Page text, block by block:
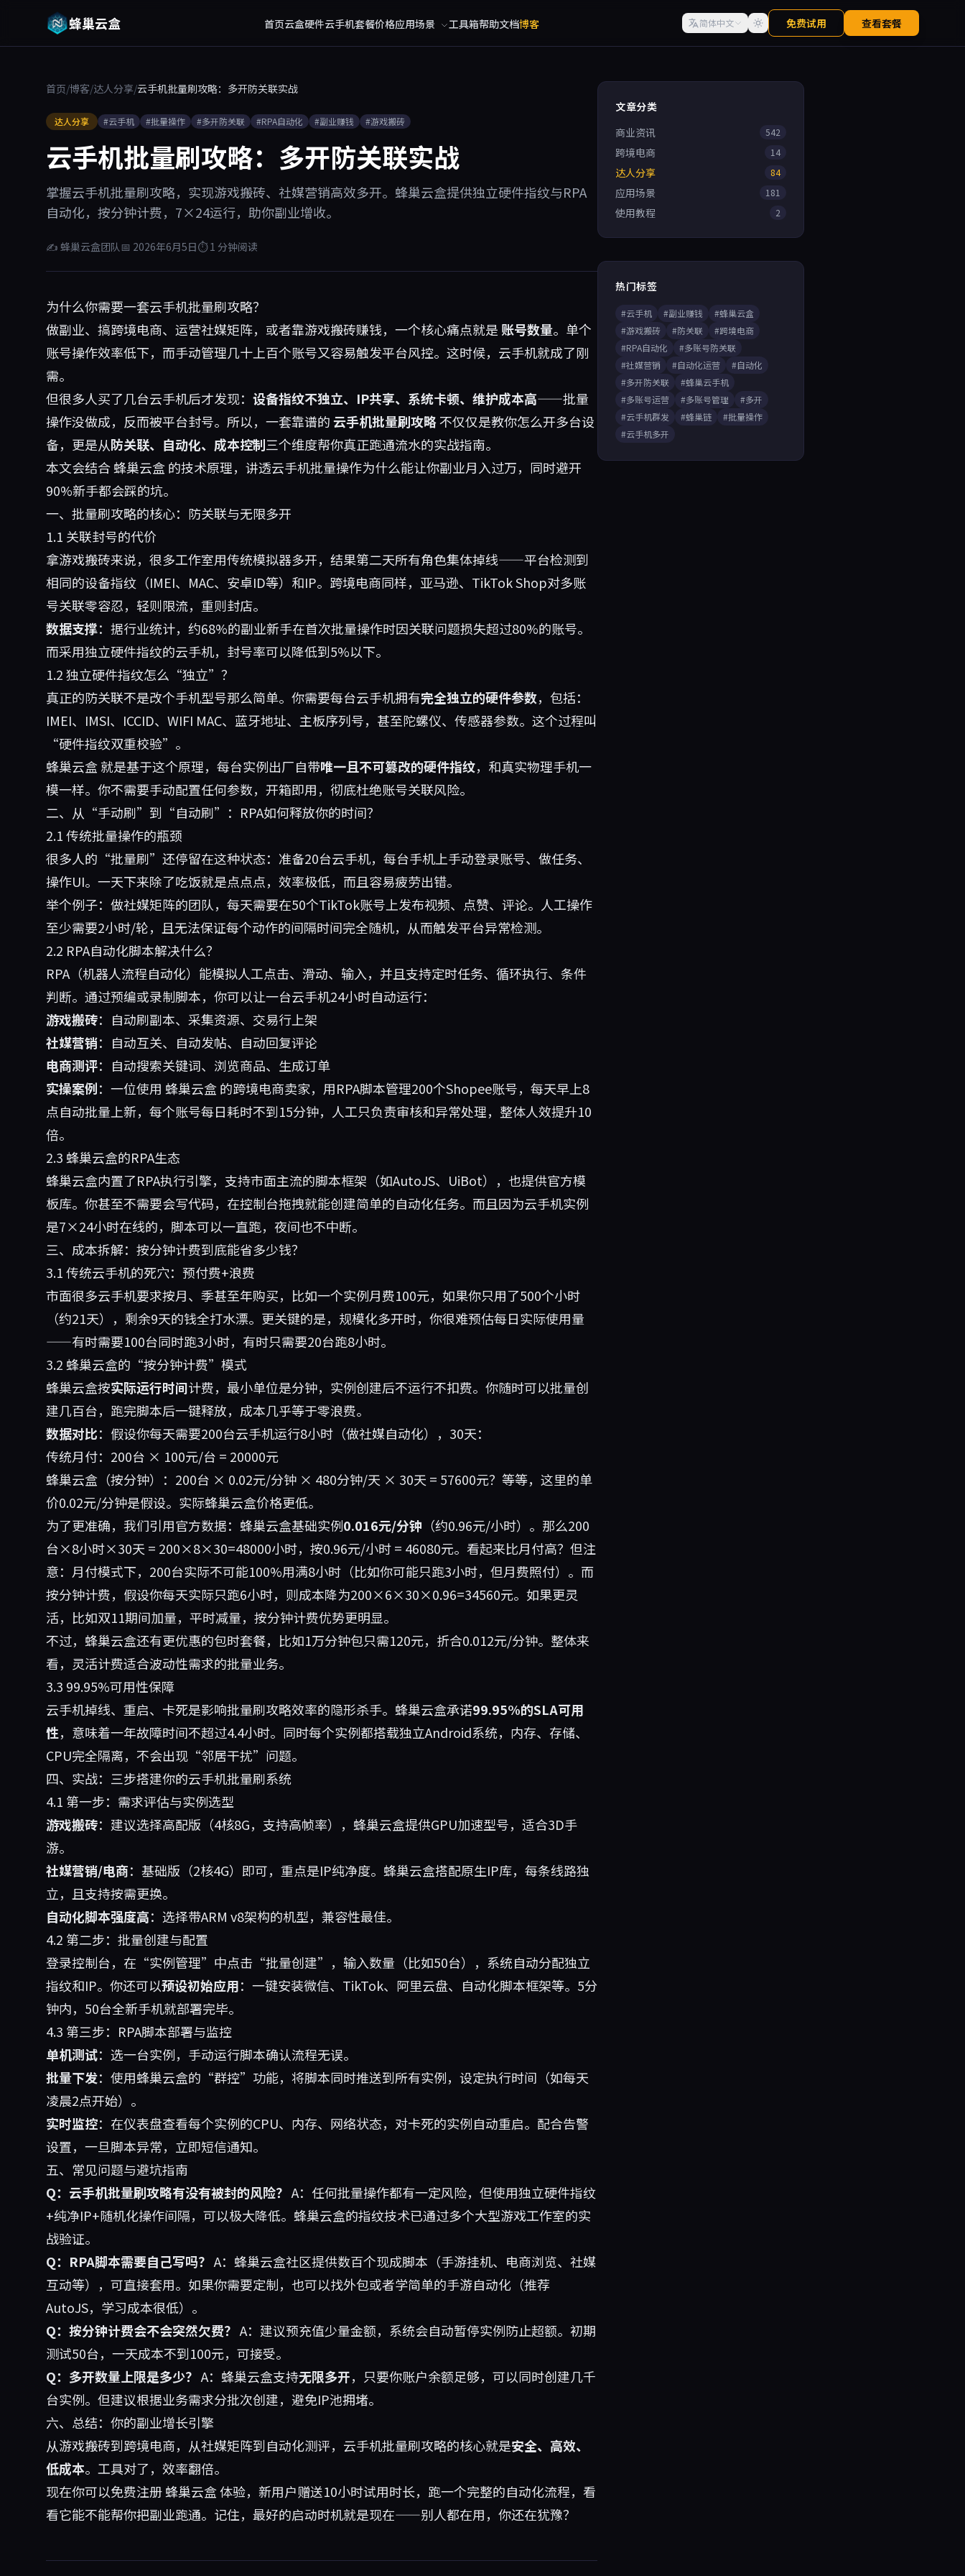
蜂巢云盒 首页云盒硬件云手机套餐价格应用场景 工具箱帮助文档博客 简体中文 免费试用 查看套餐
首页/博客/达人分享/云手机批量刷攻略：多开防关联实战
达人分享 #云手机 #批量操作 #多开防关联 #RPA自动化 #副业赚钱 #游戏搬砖
云手机批量刷攻略：多开防关联实战
掌握云手机批量刷攻略，实现游戏搬砖、社媒营销高效多开。蜂巢云盒提供独立硬件指纹与RPA
自动化，按分钟计费，7×24运行，助你副业增收。
✍ 蜂巢云盒团队📅 2026年6月5日⏱ 1 分钟阅读
为什么你需要一套云手机批量刷攻略？
做副业、搞跨境电商、运营社媒矩阵，或者靠游戏搬砖赚钱，一个核心痛点就是 账号数量。单个
账号操作效率低下，而手动管理几十上百个账号又容易触发平台风控。这时候，云手机就成了刚
需。
但很多人买了几台云手机后才发现： 设备指纹不独立、IP共享、系统卡顿、维护成本高——批量
操作没做成，反而被平台封号。所以，一套靠谱的云手机批量刷攻略不仅仅是教你怎么开多台设
备，更是从防关联、自动化、成本控制三个维度帮你真正跑通流水的实战指南。
本文会结合蜂巢云盒的技术原理，讲透云手机批量操作为什么能让你副业月入过万，同时避开
90%新手都会踩的坑。
一、批量刷攻略的核心：防关联与无限多开
1.1 关联封号的代价
拿游戏搬砖来说，很多工作室用传统模拟器多开，结果第二天所有角色集体掉线——平台检测到
相同的设备指纹（IMEI、MAC、安卓ID等）和IP。跨境电商同样，亚马逊、TikTok Shop对多账
号关联零容忍，轻则限流，重则封店。
数据支撑：据行业统计，约68%的副业新手在首次批量操作时因关联问题损失超过80%的账号。
而采用独立硬件指纹的云手机，封号率可以降低到5%以下。
1.2 独立硬件指纹怎么“独立”？
真正的防关联不是改个手机型号那么简单。你需要每台云手机拥有完全独立的硬件参数，包括：
IMEI、IMSI、ICCID、WIFI MAC、蓝牙地址、主板序列号，甚至陀螺仪、传感器参数。这个过程叫
“硬件指纹双重校验”。
蜂巢云盒就是基于这个原理，每台实例出厂自带唯一且不可篡改的硬件指纹，和真实物理手机一
模一样。你不需要手动配置任何参数，开箱即用，彻底杜绝账号关联风险。
二、从“手动刷”到“自动刷”：RPA如何释放你的时间？
2.1 传统批量操作的瓶颈
很多人的“批量刷”还停留在这种状态：准备20台云手机，每台手机上手动登录账号、做任务、
操作UI。一天下来除了吃饭就是点点点，效率极低，而且容易疲劳出错。
举个例子：做社媒矩阵的团队，每天需要在50个TikTok账号上发布视频、点赞、评论。人工操作
至少需要2小时/轮，且无法保证每个动作的间隔时间完全随机，从而触发平台异常检测。
2.2 RPA自动化脚本解决什么？
RPA（机器人流程自动化）能模拟人工点击、滑动、输入，并且支持定时任务、循环执行、条件
判断。通过预编或录制脚本，你可以让一台云手机24小时自动运行：
游戏搬砖：自动刷副本、采集资源、交易行上架
社媒营销：自动互关、自动发帖、自动回复评论
电商测评：自动搜索关键词、浏览商品、生成订单
实操案例：一位使用 蜂巢云盒的跨境电商卖家，用RPA脚本管理200个Shopee账号，每天早上8
点自动批量上新，每个账号每日耗时不到15分钟，人工只负责审核和异常处理，整体人效提升10
倍。
2.3 蜂巢云盒的RPA生态
蜂巢云盒内置了RPA执行引擎，支持市面主流的脚本框架（如AutoJS、UiBot），也提供官方模
板库。你甚至不需要会写代码，在控制台拖拽就能创建简单的自动化任务。而且因为云手机实例
是7×24小时在线的，脚本可以一直跑，夜间也不中断。
三、成本拆解：按分钟计费到底能省多少钱？
3.1 传统云手机的死穴：预付费+浪费
市面很多云手机要求按月、季甚至年购买，比如一个实例月费100元，如果你只用了500个小时
（约21天），剩余9天的钱全打水漂。更关键的是，规模化多开时，你很难预估每日实际使用量
——有时需要100台同时跑3小时，有时只需要20台跑8小时。
3.2 蜂巢云盒的“按分钟计费”模式
蜂巢云盒按实际运行时间计费，最小单位是分钟，实例创建后不运行不扣费。你随时可以批量创
建几百台，跑完脚本后一键释放，成本几乎等于零浪费。
数据对比：假设你每天需要200台云手机运行8小时（做社媒自动化），30天：
传统月付：200台 × 100元/台 = 20000元
蜂巢云盒（按分钟）：200台 × 0.02元/分钟 × 480分钟/天 × 30天 = 57600元？等等，这里的单
价0.02元/分钟是假设。实际蜂巢云盒价格更低。
为了更准确，我们引用官方数据：蜂巢云盒基础实例0.016元/分钟 （约0.96元/小时）。那么200
台×8小时×30天 = 200×8×30=48000小时，按0.96元/小时 = 46080元。看起来比月付高？但注
意：月付模式下，200台实际不可能100%用满8小时（比如你可能只跑3小时，但月费照付）。而
按分钟计费，假设你每天实际只跑6小时，则成本降为200×6×30×0.96=34560元。如果更灵
活，比如双11期间加量，平时减量，按分钟计费优势更明显。
不过，蜂巢云盒还有更优惠的包时套餐，比如1万分钟包只需120元，折合0.012元/分钟。整体来
看，灵活计费适合波动性需求的批量业务。
3.3 99.95%可用性保障
云手机掉线、重启、卡死是影响批量刷攻略效率的隐形杀手。蜂巢云盒承诺99.95%的SLA可用
性，意味着一年故障时间不超过4.4小时。同时每个实例都搭载独立Android系统，内存、存储、
CPU完全隔离，不会出现“邻居干扰”问题。
四、实战：三步搭建你的云手机批量刷系统
4.1 第一步：需求评估与实例选型
游戏搬砖：建议选择高配版（4核8G，支持高帧率），蜂巢云盒提供GPU加速型号，适合3D手
游。
社媒营销/电商：基础版（2核4G）即可，重点是IP纯净度。蜂巢云盒搭配原生IP库，每条线路独
立，且支持按需更换。
自动化脚本强度高：选择带ARM v8架构的机型，兼容性最佳。
4.2 第二步：批量创建与配置
登录控制台，在“实例管理”中点击“批量创建”，输入数量（比如50台），系统自动分配独立
指纹和IP。你还可以预设初始应用：一键安装微信、TikTok、阿里云盘、自动化脚本框架等。5分
钟内，50台全新手机就部署完毕。
4.3 第三步：RPA脚本部署与监控
单机测试：选一台实例，手动运行脚本确认流程无误。
批量下发：使用蜂巢云盒的“群控”功能，将脚本同时推送到所有实例，设定执行时间（如每天
凌晨2点开始）。
实时监控：在仪表盘查看每个实例的CPU、内存、网络状态，对卡死的实例自动重启。配合告警
设置，一旦脚本异常，立即短信通知。
五、常见问题与避坑指南
Q：云手机批量刷攻略有没有被封的风险？ A：任何批量操作都有一定风险，但使用独立硬件指纹
+纯净IP+随机化操作间隔，可以极大降低。蜂巢云盒的指纹技术已通过多个大型游戏工作室的实
战验证。
Q：RPA脚本需要自己写吗？ A：蜂巢云盒社区提供数百个现成脚本（手游挂机、电商浏览、社媒
互动等），可直接套用。如果你需要定制，也可以找外包或者学简单的手游自动化（推荐
AutoJS，学习成本很低）。
Q：按分钟计费会不会突然欠费？ A：建议预充值少量金额，系统会自动暂停实例防止超额。初期
测试50台，一天成本不到100元，可接受。
Q：多开数量上限是多少？ A：蜂巢云盒支持无限多开，只要你账户余额足够，可以同时创建几千
台实例。但建议根据业务需求分批次创建，避免IP池拥堵。
六、总结：你的副业增长引擎
从游戏搬砖到跨境电商，从社媒矩阵到自动化测评，云手机批量刷攻略的核心就是安全、高效、
低成本。工具对了，效率翻倍。
现在你可以免费注册蜂巢云盒体验，新用户赠送10小时试用时长，跑一个完整的自动化流程，看
看它能不能帮你把副业跑通。记住，最好的启动时机就是现在——别人都在用，你还在犹豫？
文章分类
商业资讯
542
跨境电商 14
达人分享 84
应用场景 181
使用教程 2
热门标签
#云手机 #副业赚钱
#蜂巢云盒
#游戏搬砖
#防关联
#跨境电商
#RPA自动化
#多账号防关联
#社媒营销
#自动化运营
#自动化
#多开防关联
#蜂巢云手机
#多账号运营
#多账号管理
#多开
#云手机群发
#蜂巢链
#批量操作
#云手机多开